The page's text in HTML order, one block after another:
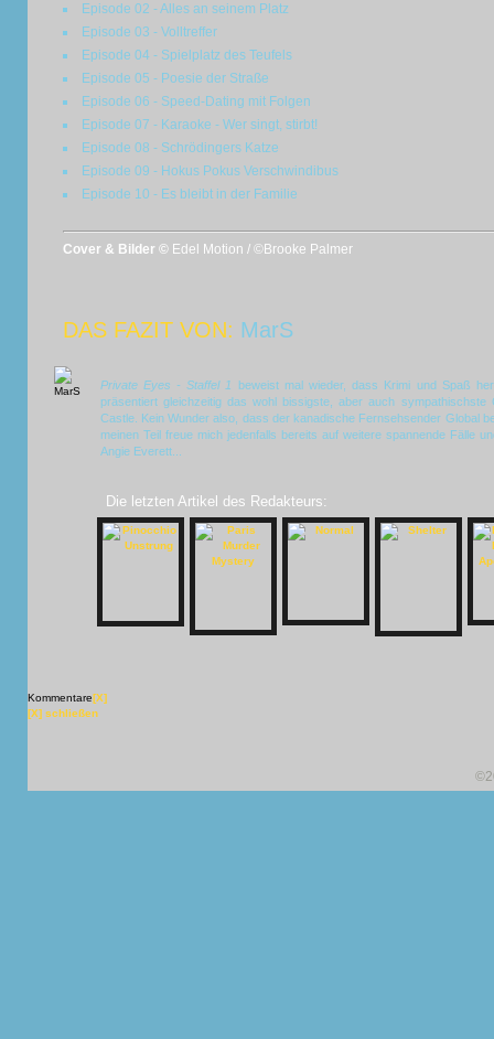
Episode 02 - Alles an seinem Platz
Episode 03 - Volltreffer
Episode 04 - Spielplatz des Teufels
Episode 05 - Poesie der Straße
Episode 06 - Speed-Dating mit Folgen
Episode 07 - Karaoke - Wer singt, stirbt!
Episode 08 - Schrödingers Katze
Episode 09 - Hokus Pokus Verschwindibus
Episode 10 - Es bleibt in der Familie
Cover & Bilder © Edel Motion / ©Brooke Palmer
DAS FAZIT VON: MarS
Private Eyes - Staffel 1
beweist mal wieder, dass Krimi und Spaß
präsentiert gleichzeitig das wohl bissigste, aber auch
Castle. Kein Wunder also, dass der kanadische Fernsehsender Global
meinen Teil freue mich jedenfalls bereits auf weitere spannende Fälle
Angie Everett...
Die letzten Artikel des Redakteurs:
Kommentare[X]
[X] schließen